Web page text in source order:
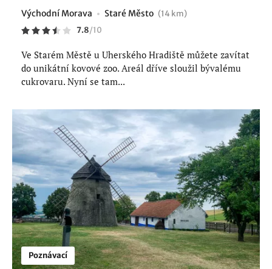
Východní Morava Staré Město (14 km)
7.8/10
Ve Starém Městě u Uherského Hradiště můžete zavítat
do unikátní kovové zoo. Areál dříve sloužil bývalému
cukrovaru. Nyní se tam...
Poznávací